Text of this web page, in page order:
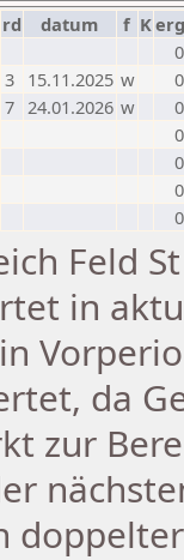
rd datum f Kerg
0
3 15.11.2025 w
0
7 24.01.2026 w
0
0
0
0
0
Feld
in
da
zur